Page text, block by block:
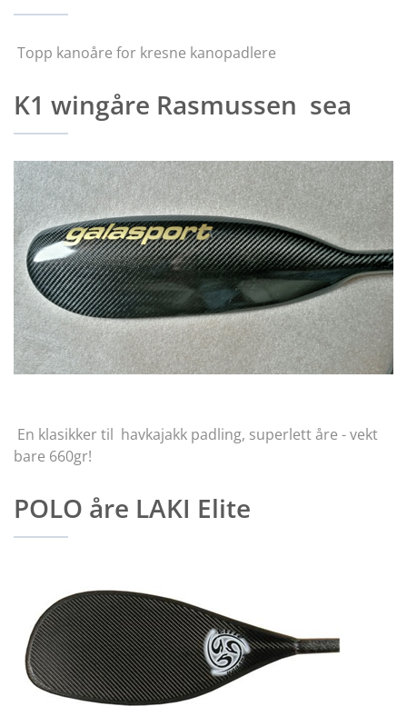
Topp kanoåre for kresne kanopadlere
K1 wingåre Rasmussen sea
En klasikker til havkajakk padling, superlett åre - vekt
bare 660gr!
POLO åre LAKI Elite